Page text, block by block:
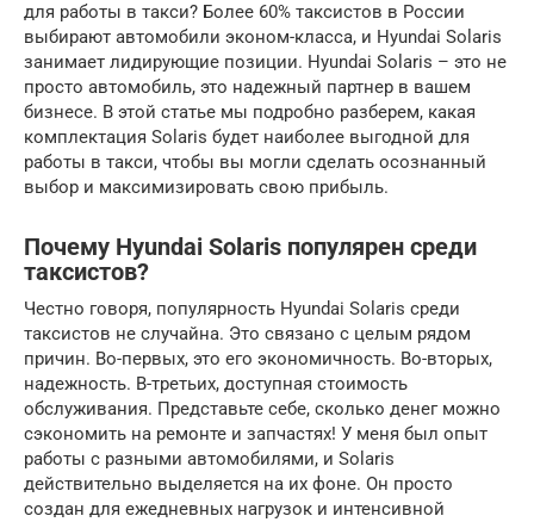
для работы в такси? Более 60% таксистов в России
выбирают автомобили эконом-класса, и Hyundai Solaris
занимает лидирующие позиции. Hyundai Solaris – это не
просто автомобиль, это надежный партнер в вашем
бизнесе. В этой статье мы подробно разберем, какая
комплектация Solaris будет наиболее выгодной для
работы в такси, чтобы вы могли сделать осознанный
выбор и максимизировать свою прибыль.
Почему Hyundai Solaris популярен среди
таксистов?
Честно говоря, популярность Hyundai Solaris среди
таксистов не случайна. Это связано с целым рядом
причин. Во-первых, это его экономичность. Во-вторых,
надежность. В-третьих, доступная стоимость
обслуживания. Представьте себе, сколько денег можно
сэкономить на ремонте и запчастях! У меня был опыт
работы с разными автомобилями, и Solaris
действительно выделяется на их фоне. Он просто
создан для ежедневных нагрузок и интенсивной